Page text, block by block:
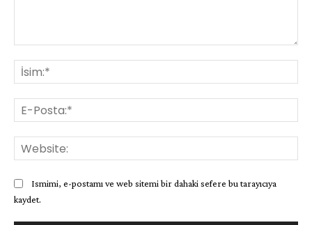
Ismimi, e-postamı ve web sitemi bir dahaki sefere bu tarayıcıya
kaydet.